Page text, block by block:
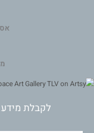
לקבלת